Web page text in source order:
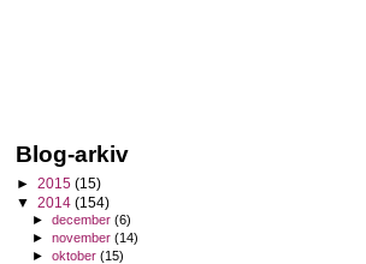
Blog-arkiv
► 2015 (15)
▼ 2014 (154)
►december(6)
►november(14)
►oktober(15)